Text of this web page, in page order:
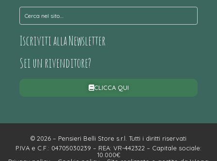
Iscriviti alla Newsletter
Sei un rivenditore?
CLICCA QUI
© 2026 – Pensieri Belli Store s.r.l. Tutti i diritti riservati
P.IVA e C.F.: 04705030239 – REA: VR-442322 – Capitale sociale:
10.000€